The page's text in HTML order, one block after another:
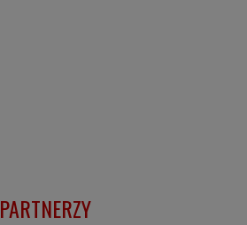
PARTNERZY